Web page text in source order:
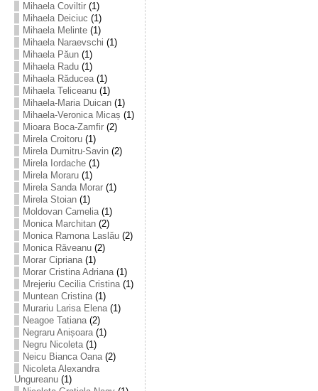
Mihaela Coviltir(1)
Mihaela Deiciuc (1)
Mihaela Melinte(1)
Mihaela Naraevschi (1)
Mihaela Păun(1)
Mihaela Radu(1)
Mihaela Răducea(1)
Mihaela Teliceanu(1)
Mihaela-Maria Duican(1)
Mihaela-Veronica Micaș (1)
Mioara Boca-Zamfir(2)
Mirela Croitoru(1)
Mirela Dumitru-Savin(2)
Mirela Iordache(1)
Mirela Moraru(1)
Mirela Sanda Morar(1)
Mirela Stoian(1)
Moldovan Camelia(1)
Monica Marchitan(2)
Monica Ramona Laslău(2)
Monica Răveanu(2)
Morar Cipriana(1)
Morar Cristina Adriana(1)
Mrejeriu Cecilia Cristina(1)
Muntean Cristina(1)
Murariu Larisa Elena(1)
Neagoe Tatiana(2)
Negraru Anișoara(1)
Negru Nicoleta(1)
Neicu Bianca Oana(2)
Nicoleta Alexandra
Ungureanu(1)